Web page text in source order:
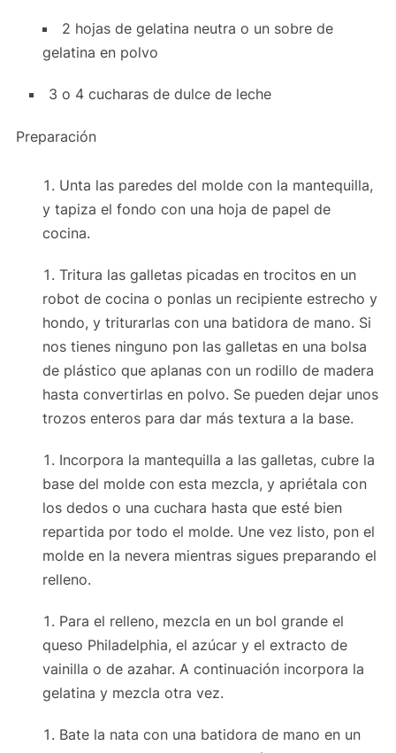
2 hojas de gelatina neutra o un sobre de
gelatina en polvo
3 o 4 cucharas de dulce de leche
Preparación
Unta las paredes del molde con la mantequilla,
y tapiza el fondo con una hoja de papel de
cocina.
Tritura las galletas picadas en trocitos en un
robot de cocina o ponlas un recipiente estrecho y
hondo, y triturarlas con una batidora de mano. Si
nos tienes ninguno pon las galletas en una bolsa
de plástico que aplanas con un rodillo de madera
hasta convertirlas en polvo. Se pueden dejar unos
trozos enteros para dar más textura a la base.
Incorpora la mantequilla a las galletas, cubre la
base del molde con esta mezcla, y apriétala con
los dedos o una cuchara hasta que esté bien
repartida por todo el molde. Une vez listo, pon el
molde en la nevera mientras sigues preparando el
relleno.
Para el relleno, mezcla en un bol grande el
queso Philadelphia, el azúcar y el extracto de
vainilla o de azahar. A continuación incorpora la
gelatina y mezcla otra vez.
Bate la nata con una batidora de mano en un